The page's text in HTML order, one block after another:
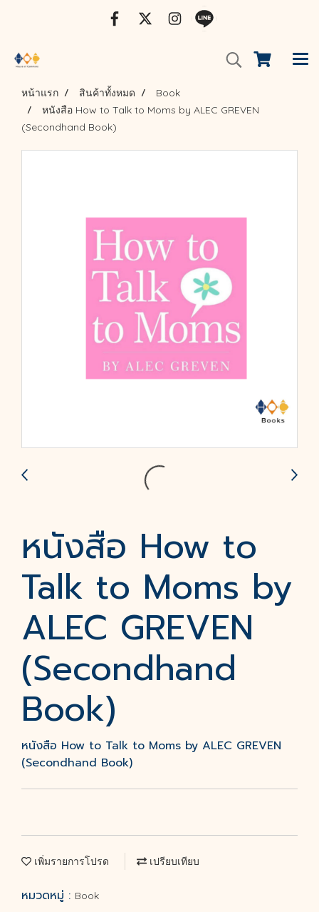
หน้าแรก สินค้าทั้งหมด
Book
หนังสือ How to Talk to Moms by ALEC GREVEN
(Secondhand Book)
หนังสือ How to
Talk to Moms by
ALEC GREVEN
(Secondhand
Book)
หนังสือ How to Talk to Moms by ALEC GREVEN
(Secondhand Book)
เพิ่มรายการโปรด เปรียบเทียบ
หมวดหมู่ : Book